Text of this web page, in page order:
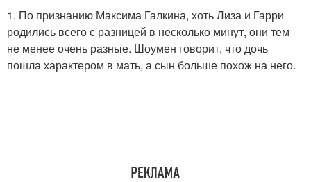
1. По признанию Максима Галкина, хоть Лиза и Гарри
родились всего с разницей в несколько минут, они тем
не менее очень разные. Шоумен говорит, что дочь
пошла характером в мать, а сын больше похож на него.